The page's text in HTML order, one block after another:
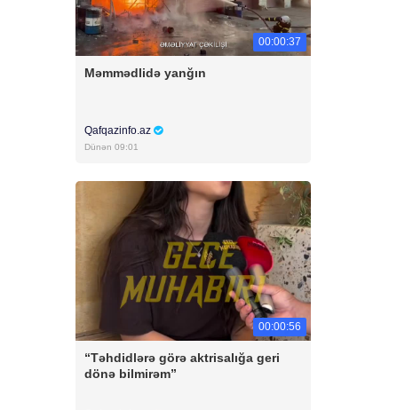
00:00:37
Məmmədlidə yanğın
Qafqazinfo.az
Dünən 09:01
00:00:56
“Təhdidlərə görə aktrisalığa geri
dönə bilmirəm”